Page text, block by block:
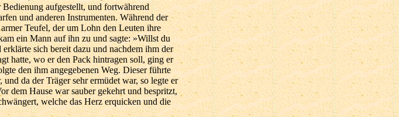
aufgestellt, und fortwährend
und anderen Instrumenten. Während der
Teufel, der um Lohn den Leuten ihre
ein Mann auf ihn zu und sagte: »Willst du
sich bereit dazu und nachdem ihm der
hatte, wo er den Pack hintragen soll, ging er
den ihm angegebenen Weg. Dieser führte
da der Träger sehr ermüdet war, so legte er
dem Hause war sauber gekehrt und bespritzt,
welche das Herz erquicken und die